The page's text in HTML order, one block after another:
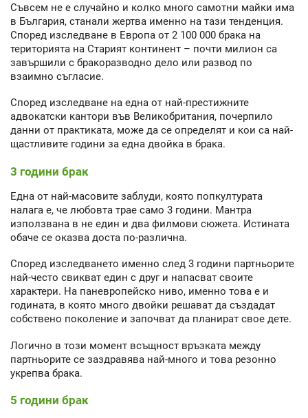
Съвсем не е случайно и колко много самотни майки има
в България, станали жертва именно на тази тенденция.
Според изследване в Европа от 2 100 000 брака на
територията на Старият континент – почти милион са
завършили с бракоразводно дело или развод по
взаимно съгласие.
Според изследване на една от най-престижните
адвокатски кантори във Великобритания, почерпило
данни от практиката, може да се определят и кои са най-
щастливите години за една двойка в брака.
3 години брак
Една от най-масовите заблуди, която попкултурата
налага е, че любовта трае само 3 години. Мантра
използвана в не един и два филмови сюжета. Истината
обаче се оказва доста по-различна.
Според изследването именно след 3 години партньорите
най-често свикват един с друг и напасват своите
характери. На паневропейско ниво, именно това е и
годината, в която много двойки решават да създадат
собствено поколение и започват да планират свое дете.
Логично в този момент всъщност връзката между
партньорите се заздравява най-много и това резонно
укрепва брака.
5 години брак